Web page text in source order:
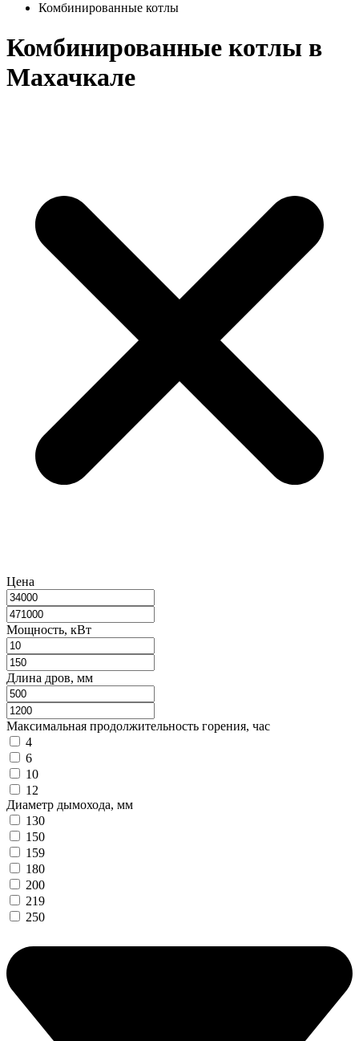
Комбинированные котлы
Комбинированные котлы в
Махачкале
Цена
Мощность, кВт
Длина дров, мм
Максимальная продолжительность горения, час
4
6
10
12
Диаметр дымохода, мм
130
150
159
180
200
219
250